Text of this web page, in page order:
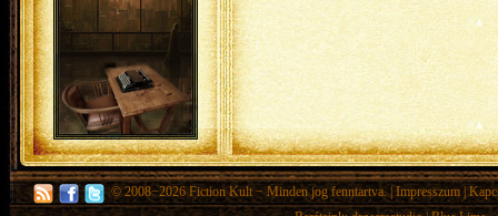
© 2008−2026 Fiction Kult − Minden jog fenntartva. | Impresszum|